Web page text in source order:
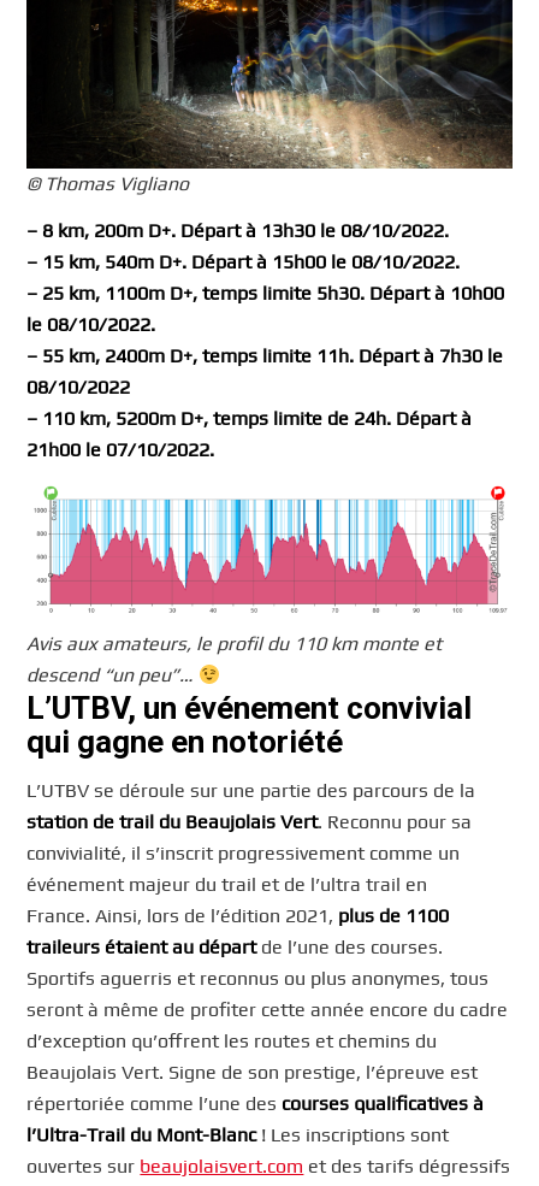
© Thomas Vigliano
– 8 km, 200m D+. Départ à 13h30 le 08/10/2022.
– 15 km, 540m D+. Départ à 15h00 le 08/10/2022.
– 25 km, 1100m D+, temps limite 5h30. Départ à 10h00
le 08/10/2022.
– 55 km, 2400m D+, temps limite 11h. Départ à 7h30 le
08/10/2022
– 110 km, 5200m D+, temps limite de 24h. Départ à
21h00 le 07/10/2022.
Avis aux amateurs, le profil du 110 km monte et
descend “un peu”…
L’UTBV, un événement convivial
qui gagne en notoriété
L’UTBV se déroule sur une partie des parcours de la
station de trail du Beaujolais Vert. Reconnu pour sa
convivialité, il s’inscrit progressivement comme un
événement majeur du trail et de l’ultra trail en
France. Ainsi, lors de l’édition 2021, plus de 1100
traileurs étaient au départde l’une des courses.
Sportifs aguerris et reconnus ou plus anonymes, tous
seront à même de profiter cette année encore du cadre
d’exception qu’offrent les routes et chemins du
Beaujolais Vert. Signe de son prestige, l’épreuve est
répertoriée comme l’une des courses qualificatives à
l’Ultra-Trail du Mont-Blanc! Les inscriptions sont
ouvertes sur beaujolaisvert.com et des tarifs dégressifs